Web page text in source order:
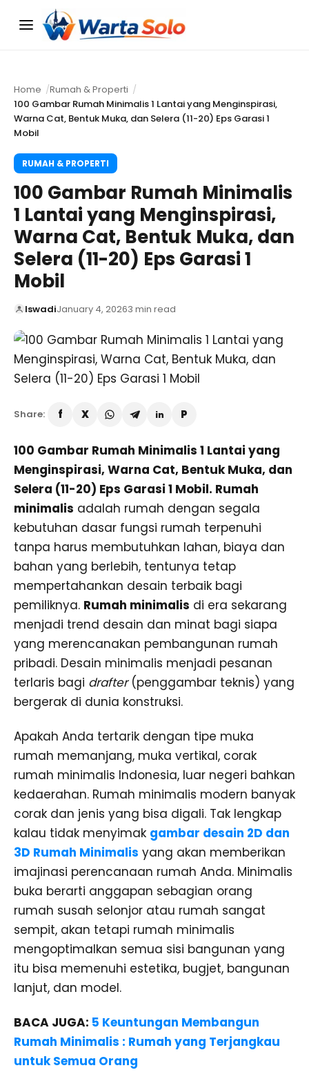
Menu
Home
Rumah & Properti
100 Gambar Rumah Minimalis 1 Lantai yang Menginspirasi,
Warna Cat, Bentuk Muka, dan Selera (11-20) Eps Garasi 1
Mobil
RUMAH & PROPERTI
100 Gambar Rumah Minimalis
1 Lantai yang Menginspirasi,
Warna Cat, Bentuk Muka, dan
Selera (11-20) Eps Garasi 1
Mobil
IswadiJanuary 4, 20263 min read
Share:
100 Gambar Rumah Minimalis 1 Lantai yang
Menginspirasi, Warna Cat, Bentuk Muka, dan
Selera (11-20) Eps Garasi 1 Mobil. Rumah
minimalis adalah rumah dengan segala
kebutuhan dasar fungsi rumah terpenuhi
tanpa harus membutuhkan lahan, biaya dan
bahan yang berlebih, tentunya tetap
mempertahankan desain terbaik bagi
pemiliknya. Rumah minimalis di era sekarang
menjadi trend desain dan minat bagi siapa
yang merencanakan pembangunan rumah
pribadi. Desain minimalis menjadi pesanan
terlaris bagi drafter(penggambar teknis) yang
bergerak di dunia konstruksi.
Apakah Anda tertarik dengan tipe muka
rumah memanjang, muka vertikal, corak
rumah minimalis Indonesia, luar negeri bahkan
kedaerahan. Rumah minimalis modern banyak
corak dan jenis yang bisa digali. Tak lengkap
kalau tidak menyimak gambar desain 2D dan
3D Rumah Minimalis yang akan memberikan
imajinasi perencanaan rumah Anda. Minimalis
buka berarti anggapan sebagian orang
rumah susah selonjor atau rumah sangat
sempit, akan tetapi rumah minimalis
mengoptimalkan semua sisi bangunan yang
itu bisa memenuhi estetika, bugjet, bangunan
lanjut, dan model.
BACA JUGA: 5 Keuntungan Membangun
Rumah Minimalis : Rumah yang Terjangkau
untuk Semua Orang